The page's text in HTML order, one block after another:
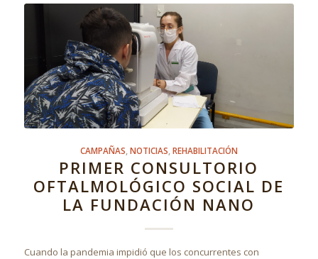
CAMPAÑAS NOTICIAS REHABILITACIÓN
PRIMER CONSULTORIO
OFTALMOLÓGICO SOCIAL DE
LA FUNDACIÓN NANO
Cuando la pandemia impidió que los concurrentes con